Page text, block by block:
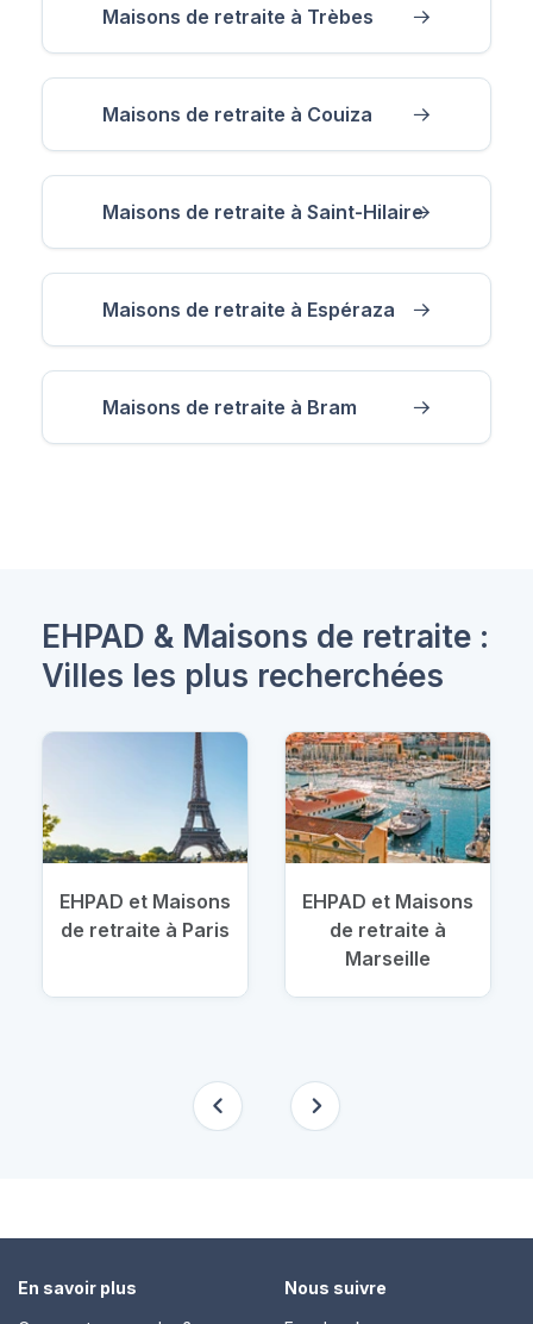
Maisons de retraite à Trèbes
Maisons de retraite à Couiza
Maisons de retraite à Saint-Hilaire
Maisons de retraite à Espéraza
Maisons de retraite à Bram
EHPAD & Maisons de retraite :
Villes les plus recherchées
EHPAD et Maisons
de retraite à Paris
EHPAD et Maisons
de retraite à
Marseille
En savoir plus
Nous suivre